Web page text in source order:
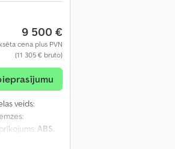
9 500 €
cena plus PVN
(11 305 € bruto)
veids:
ABS,